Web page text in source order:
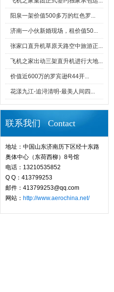
阳泉一架价值500多万的红色罗...
济南一小伙新婚现场，租价值50...
张家口直升机草原天路空中旅游正...
飞机之家出动三架直升机进行大地...
价值近600万的罗宾逊R44开...
花漾九江-追浔清明-最美人间四...
联系我们 Contact
地址：中国山东济南历下区经十东路
奥体中心（东荷西柳）8号馆
电话：13210535852
Q Q：413799253
邮件：413799253@qq.com
网站： http://www.aerochina.net/